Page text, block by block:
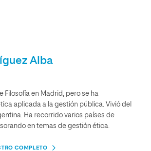
Alba
Filosofía en Madrid, pero se ha
aplicada a la gestión pública. Vivió del
Ha recorrido varios países de
en temas de gestión ética.
COMPLETO